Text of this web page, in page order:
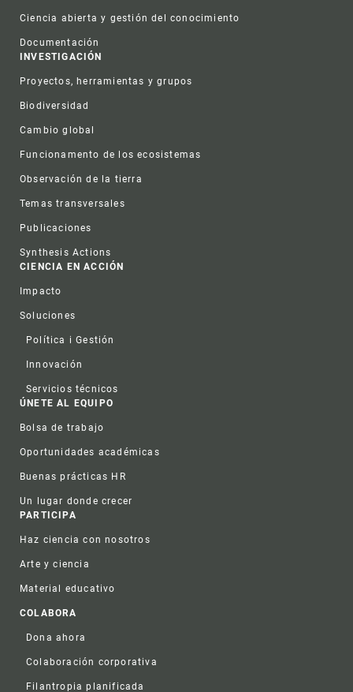
Ciencia abierta y gestión del conocimiento
Documentación
INVESTIGACIÓN
Proyectos, herramientas y grupos
Biodiversidad
Cambio global
Funcionamento de los ecosistemas
Observación de la tierra
Temas transversales
Publicaciones
Synthesis Actions
CIENCIA EN ACCIÓN
Impacto
Soluciones
Política i Gestión
Innovación
Servicios técnicos
ÚNETE AL EQUIPO
Bolsa de trabajo
Oportunidades académicas
Buenas prácticas HR
Un lugar donde crecer
PARTICIPA
Haz ciencia con nosotros
Arte y ciencia
Material educativo
COLABORA
Dona ahora
Colaboración corporativa
Filantropia planificada